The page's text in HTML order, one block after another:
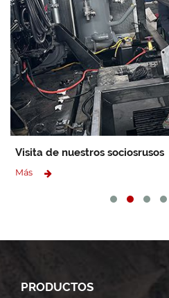
Visita de nuestros sociosrusos
Más
PRODUCTOS